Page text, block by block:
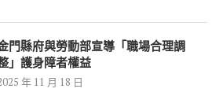
門縣府與勞動部宣導「職場合理調
」護身障者權益
年 11 月 18 日